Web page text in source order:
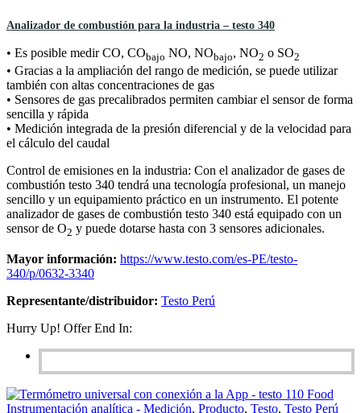
Analizador de combustión para la industria – testo 340
• Es posible medir CO, CObajo NO, NObajo, NO2 o SO2
• Gracias a la ampliación del rango de medición, se puede utilizar
también con altas concentraciones de gas
• Sensores de gas precalibrados permiten cambiar el sensor de forma
sencilla y rápida
• Medición integrada de la presión diferencial y de la velocidad para
el cálculo del caudal
Control de emisiones en la industria: Con el analizador de gases de
combustión testo 340 tendrá una tecnología profesional, un manejo
sencillo y un equipamiento práctico en un instrumento. El potente
analizador de gases de combustión testo 340 está equipado con un
sensor de O2 y puede dotarse hasta con 3 sensores adicionales.
Mayor información: https://www.testo.com/es-PE/testo-
340/p/0632-3340
Representante/distribuidor: Testo Perú
Hurry Up! Offer End In:
Instrumentación analítica - Medición, Producto, Testo, Testo Perú